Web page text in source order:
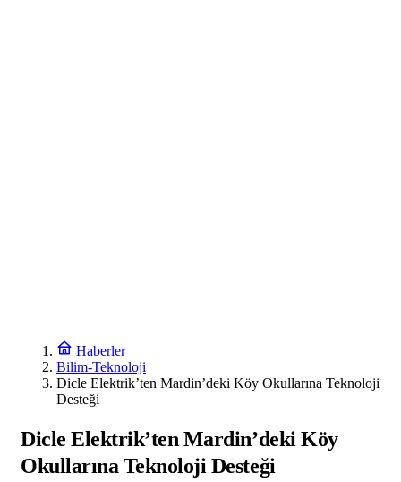
Haberler
Bilim-Teknoloji
Dicle Elektrik’ten Mardin’deki Köy Okullarına Teknoloji
Desteği
Dicle Elektrik’ten Mardin’deki Köy
Okullarına Teknoloji Desteği